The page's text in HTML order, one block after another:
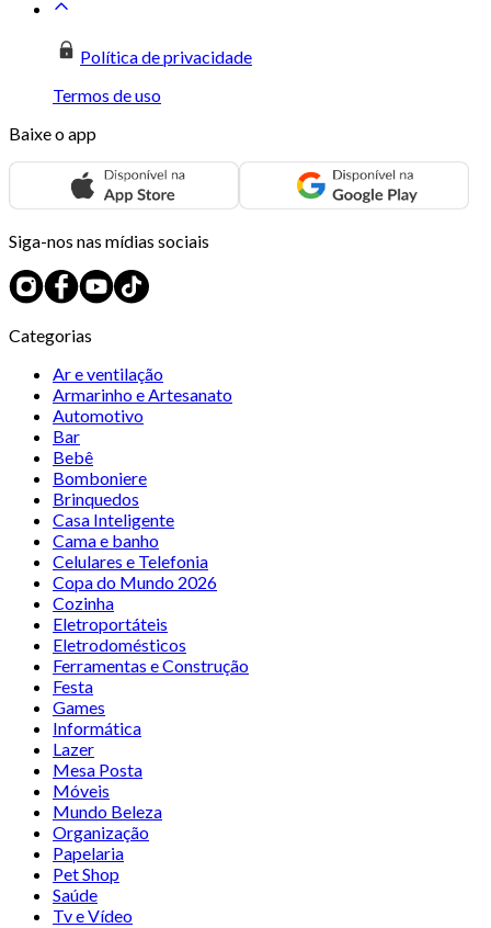
Política de privacidade
Termos de uso
Baixe o app
Siga-nos nas mídias sociais
Categorias
Ar e ventilação
Armarinho e Artesanato
Automotivo
Bar
Bebê
Bomboniere
Brinquedos
Casa Inteligente
Cama e banho
Celulares e Telefonia
Copa do Mundo 2026
Cozinha
Eletroportáteis
Eletrodomésticos
Ferramentas e Construção
Festa
Games
Informática
Lazer
Mesa Posta
Móveis
Mundo Beleza
Organização
Papelaria
Pet Shop
Saúde
Tv e Vídeo